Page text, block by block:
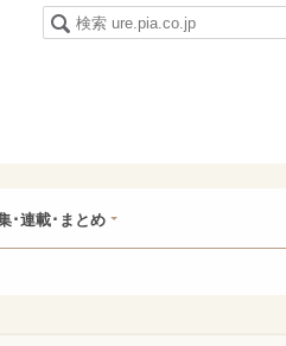
･連載･まとめ